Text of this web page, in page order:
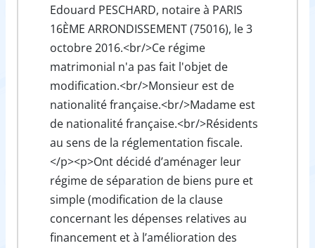
Edouard PESCHARD, notaire à PARIS
16ÈME ARRONDISSEMENT (75016), le 3
octobre 2016.<br/>Ce régime
matrimonial n'a pas fait l'objet de
modification.<br/>Monsieur est de
nationalité française.<br/>Madame est
de nationalité française.<br/>Résidents
au sens de la réglementation fiscale.
</p><p>Ont décidé d’aménager leur
régime de séparation de biens pure et
simple (modification de la clause
concernant les dépenses relatives au
financement et à l’amélioration des